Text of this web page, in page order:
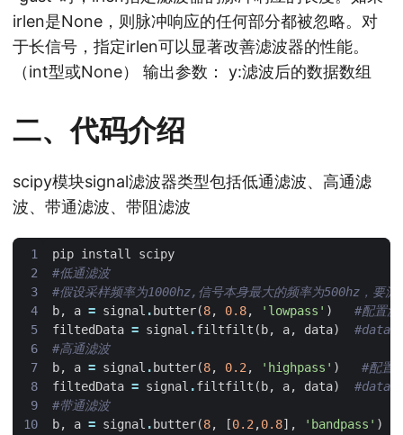
irlen是None，则脉冲响应的任何部分都被忽略。对
于长信号，指定irlen可以显著改善滤波器的性能。
（int型或None） 输出参数： y:滤波后的数据数组
二、代码介绍
scipy模块signal滤波器类型包括低通滤波、高通滤
波、带通滤波、带阻滤波
pip install
scipy
#低通滤波
#假设采样频率为1000hz,信号本身最大的频率为500hz，要
b, a = signal . butter(8, 0.8, 'lowpass' )
#配置
filtedData = signal .filtfilt ( b, a, data)
#data
#高通滤波
b, a = signal . butter(8, 0.2 , 'highpass' )
#配置
filtedData = signal .filtfilt ( b, a, data)
#data
#带通滤波
b, a = signal . butter(8, [0.2 ,0.8], 'bandpass' )